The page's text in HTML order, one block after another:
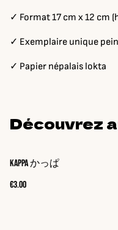
✓ Format 17 cm x 12 cm
✓ Exemplaire unique
✓ Papier népalais lokta
Découvrez
Kappa かっぱ
€3.00